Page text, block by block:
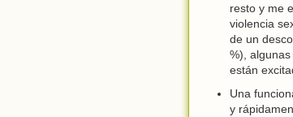
resto y me
violencia
de un
%),
están
Una
y